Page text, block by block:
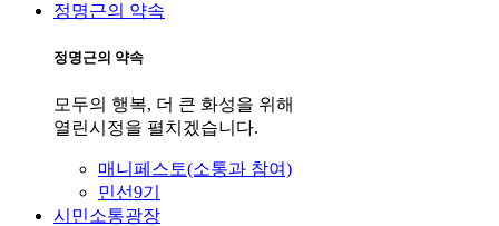
정명근의 약속
정명근의 약속
모두의 행복, 더 큰 화성을 위해
열린시정을 펼치겠습니다.
매니페스토(소통과 참여)
민선9기
시민소통광장